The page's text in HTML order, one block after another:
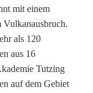
mit einem
Vulkanausbruch.
als 120
aus 16
Tutzing
auf dem Gebiet